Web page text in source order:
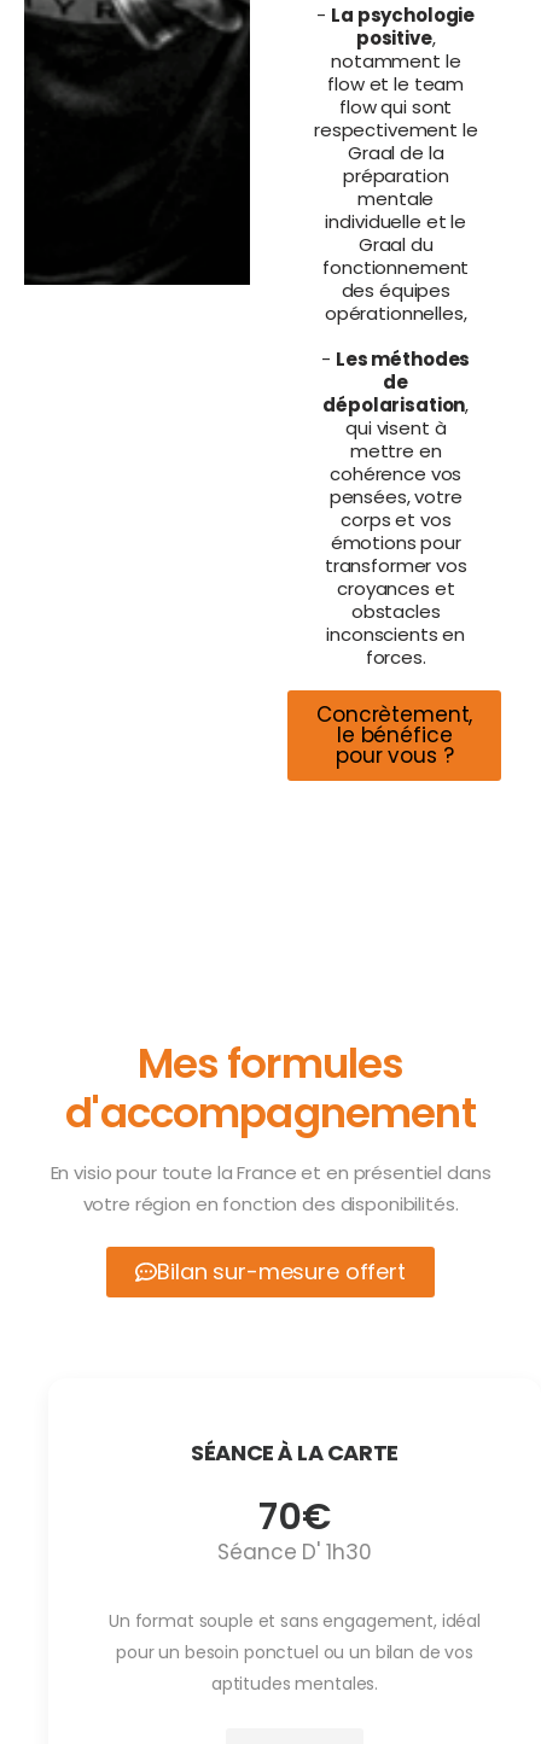
- La psychologie
positive,
notamment le
flow et le team
flow qui sont
respectivement le
Graal de la
préparation
mentale
individuelle et le
Graal du
fonctionnement
des équipes
opérationnelles,
- Les méthodes
de
dépolarisation,
qui visent à
mettre en
cohérence vos
pensées, votre
corps et vos
émotions pour
transformer vos
croyances et
obstacles
inconscients en
forces.
Concrètement,
le bénéfice
pour vous ?
Mes formules
d'accompagnement
En visio pour toute la France et en présentiel dans
votre région en fonction des disponibilités.
Bilan sur-mesure offert
SÉANCE À LA CARTE
70€
Séance D' 1h30
Un format souple et sans engagement, idéal
pour un besoin ponctuel ou un bilan de vos
aptitudes mentales.